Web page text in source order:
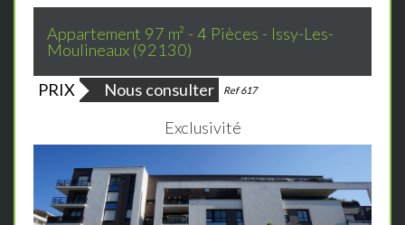
Appartement 97 m² - 4 Pièces - Issy-Les-
Moulineaux (92130)
PRIX
Nous consulter Ref 617
Bien vendu
Exclusivité